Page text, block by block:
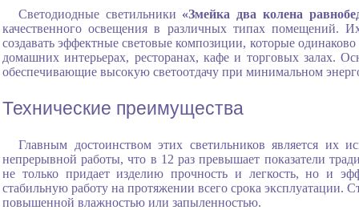
Светодиодные светильники «Змейка два колена
качественного освещения в различных типах помещений.
создавать эффектные световые композиции, которые
домашних интерьерах, ресторанах, кафе и торговых залах.
обеспечивающие высокую светоотдачу при минимальном
Технические преимущества
Главным достоинством этих светильников является их
непрерывной работы, что в 12 раз превышает показатели
не только придает изделию прочность и легкость, но и
стабильную работу на протяжении всего срока эксплуатации.
повышенной влажностью или запыленностью.